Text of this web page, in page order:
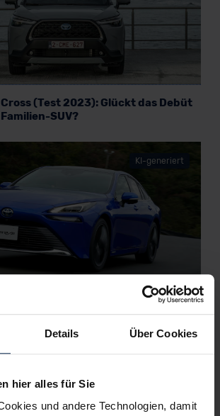
Details Über Cookies
hier alles für Sie
und andere Technologien, damit
(Test 2023): Glückt das Debüt
SUV?
KI-generiert
(Test 2022): Springt der Funke
II (Test 2022): Springt der Funke diesmal